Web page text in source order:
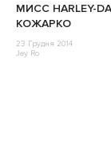
МИСС HARLEY-
КОЖАРКО
23 Грудня 2014
Jey Ro